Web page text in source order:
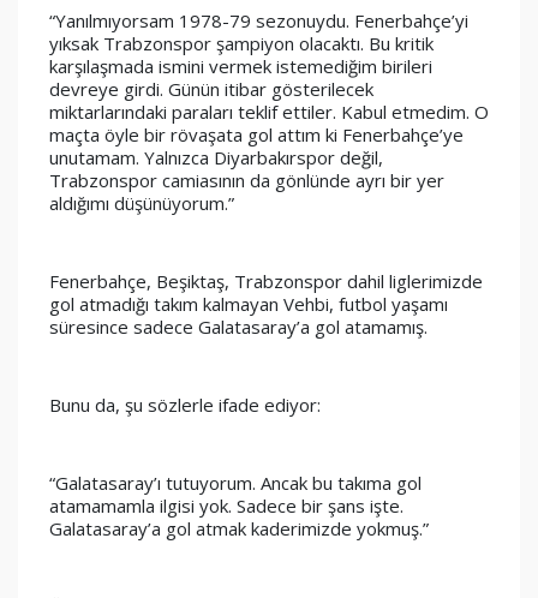
“Yanılmıyorsam 1978-79 sezonuydu. Fenerbahçe’yi
yıksak Trabzonspor şampiyon olacaktı. Bu kritik
karşılaşmada ismini vermek istemediğim birileri
devreye girdi. Günün itibar gösterilecek
miktarlarındaki paraları teklif ettiler. Kabul etmedim. O
maçta öyle bir rövaşata gol attım ki Fenerbahçe’ye
unutamam. Yalnızca Diyarbakırspor değil,
Trabzonspor camiasının da gönlünde ayrı bir yer
aldığımı düşünüyorum.”
Fenerbahçe, Beşiktaş, Trabzonspor dahil liglerimizde
gol atmadığı takım kalmayan Vehbi, futbol yaşamı
süresince sadece Galatasaray’a gol atamamış.
Bunu da, şu sözlerle ifade ediyor:
“Galatasaray’ı tutuyorum. Ancak bu takıma gol
atamamamla ilgisi yok. Sadece bir şans işte.
Galatasaray’a gol atmak kaderimizde yokmuş.”